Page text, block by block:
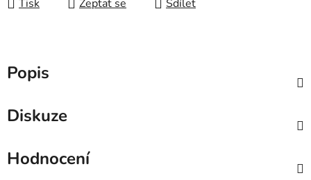
Tisk Zeptat se Sdílet
Popis
Diskuze
Hodnocení